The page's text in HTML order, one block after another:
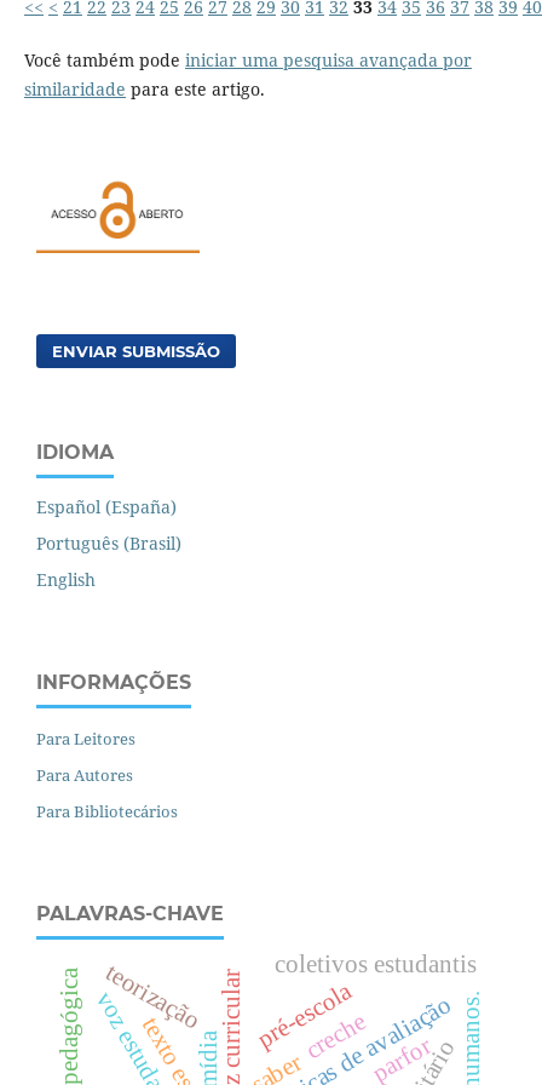
<< < 21 22 23 24 25 26 27 28 29 30 31 32 33 34 35 36 37 38 39 40
Você também pode iniciar uma pesquisa avançada por
similaridade para este artigo.
ENVIAR SUBMISSÃO
IDIOMA
Español (España)
Português (Brasil)
English
INFORMAÇÕES
Para Leitores
Para Autores
Para Bibliotecários
PALAVRAS-CHAVE
políticas de avaliação
saber
mídia .
parfor
voz estudantil pré-escola
creche
coletivos estudantis
teorização